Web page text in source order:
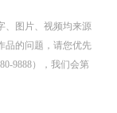
、图片、视频均来源
品的问题，请您优先
9888），我们会第